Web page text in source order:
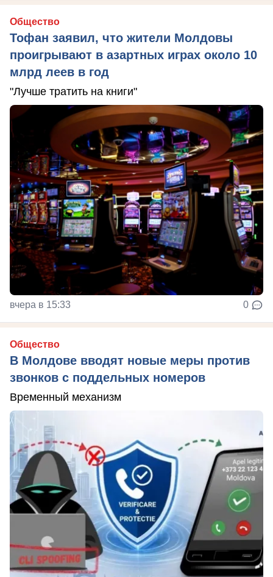
Общество
Тофан заявил, что жители Молдовы
проигрывают в азартных играх около 10
млрд леев в год
"Лучше тратить на книги"
вчера в 15:33 0
Общество
В Молдове вводят новые меры против
звонков с поддельных номеров
Временный механизм